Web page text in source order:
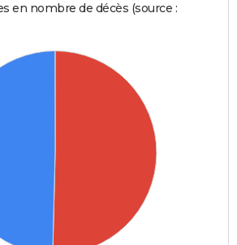
en nombre de décès (source :